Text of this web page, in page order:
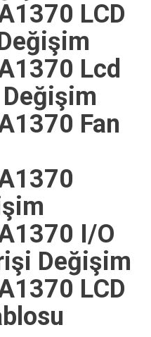
LCD
Lcd
Fan
I/O
Değişim
LCD